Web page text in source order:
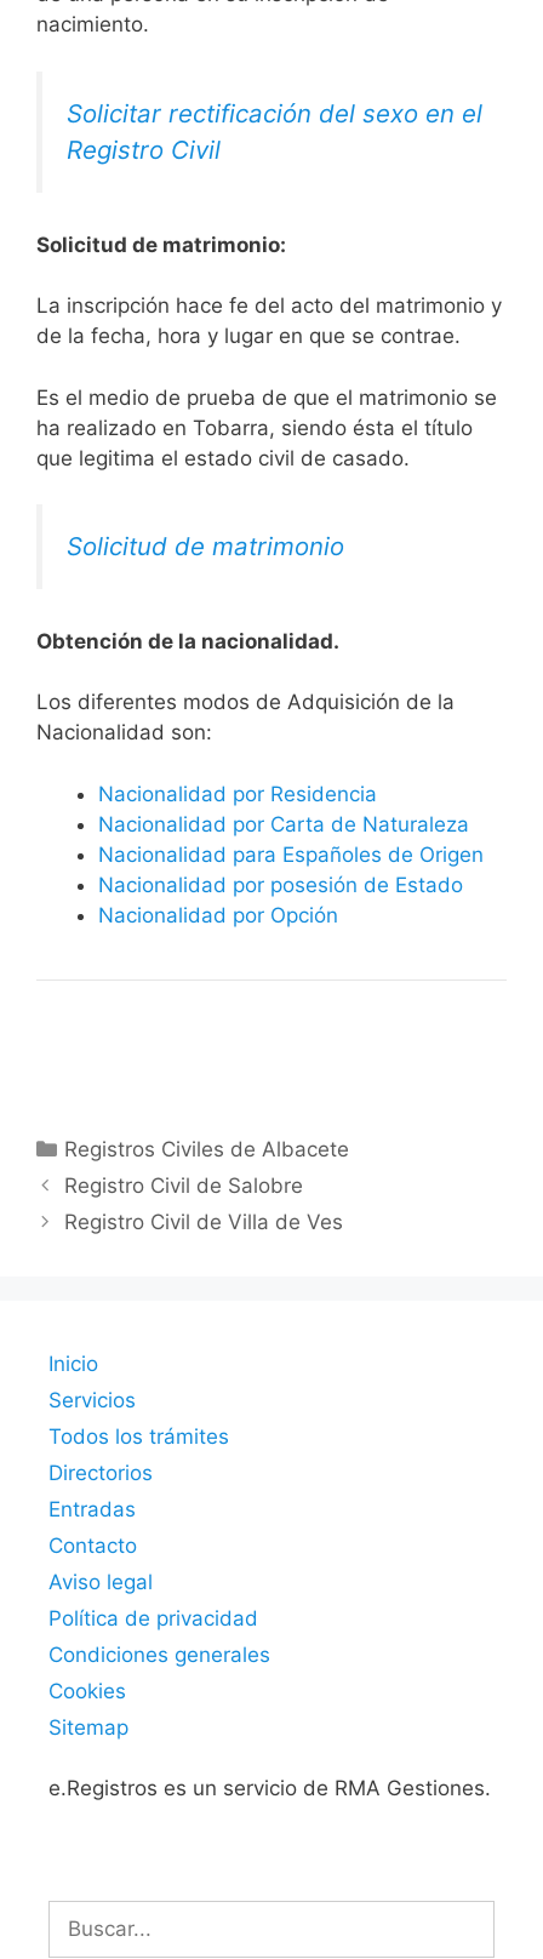
nacimiento.
Solicitar rectificación del sexo en el
Registro Civil
Solicitud de matrimonio:
La inscripción hace fe del acto del matrimonio y
de la fecha, hora y lugar en que se contrae.
Es el medio de prueba de que el matrimonio se
ha realizado en Tobarra, siendo ésta el título
que legitima el estado civil de casado.
Solicitud de matrimonio
Obtención de la nacionalidad.
​​​Los diferentes modos de Adquisición de la
Nacionalidad son:
Nacionalidad por Residencia
Nacionalidad por Carta de Naturaleza
Nacionalidad para Españoles de Origen
Nacionalidad por posesión de Estado
Nacionalidad por Opción
Categorías
Registros Civiles de Albacete
Registro Civil de Salobre
Registro Civil de Villa de Ves
Inicio
Servicios
Todos los trámites
Directorios
Entradas
Contacto
Aviso legal
Política de privacidad
Condiciones generales
Cookies
Sitemap
e.Registros es un servicio de RMA Gestiones.
Buscar: